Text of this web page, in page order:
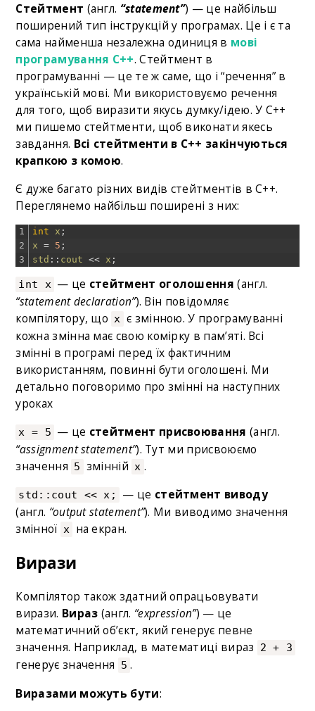
Cтейтмент (англ. “statement”) — це найбільш
поширений тип інструкцій у програмах. Це і є та
сама найменша незалежна одиниця в мові
програмування С++. Стейтмент в
програмуванні — це те ж саме, що і “речення” в
українській мові. Ми використовуємо речення
для того, щоб виразити якусь думку/ідею. У C++
ми пишемо стейтменти, щоб виконати якесь
завдання. Всі стейтменти в C++ закінчуються
крапкою з комою.
Є дуже багато різних видів стейтментів в C++.
Переглянемо найбільш поширені з них:
1
2
3
int x ;
x
= 5 ;
std :: cout << x ;
int х — це стейтмент оголошення (англ.
“statement declaration”). Він повідомляє
компілятору, що х є змінною. У програмуванні
кожна змінна має свою комірку в пам’яті. Всі
змінні в програмі перед їх фактичним
використанням, повинні бути оголошені. Ми
детально поговоримо про змінні на наступних
уроках
х = 5 — це стейтмент присвоювання (англ.
“assignment statement”). Тут ми присвоюємо
значення 5 змінній х .
std::cout << x; — це стейтмент виводу
(англ. “output statement”). Ми виводимо значення
змінної х на екран.
Вирази
Компілятор також здатний опрацьовувати
вирази. Вираз (англ. “expression”) — це
математичний об’єкт, який генерує певне
значення. Наприклад, в математиці вираз
2 + 3
генерує значення 5 .
Виразами можуть бути: